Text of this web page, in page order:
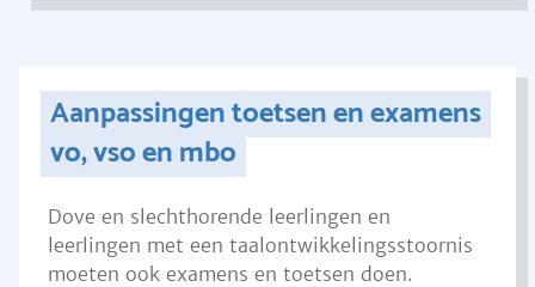
Aanpassingen toetsen en examens
vo, vso en mbo
Dove en slechthorende leerlingen en
leerlingen met een taalontwikkelingsstoornis
moeten ook examens en toetsen doen.